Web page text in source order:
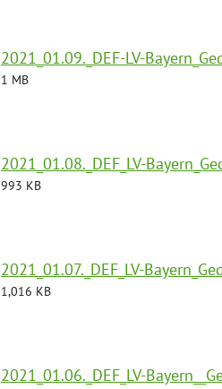
2021_01.09._DEF-LV-
1 MB
2021_01.08._DEF_LV-
993 KB
2021_01.07._DEF_LV-
1,016 KB
2021_01.06._DEF_LV-